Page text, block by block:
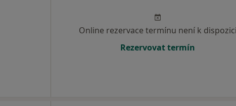
Online rezervace termínu není k dispozici
Rezervovat termín